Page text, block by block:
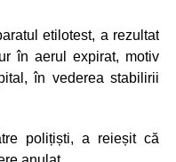
etilotest, a rezultat
în aerul expirat, motiv
în vederea stabilirii
polițiști, a reieșit că